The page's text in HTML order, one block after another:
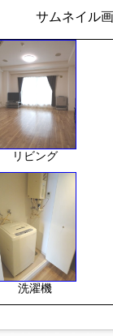
サムネイル
リビング
洗濯機